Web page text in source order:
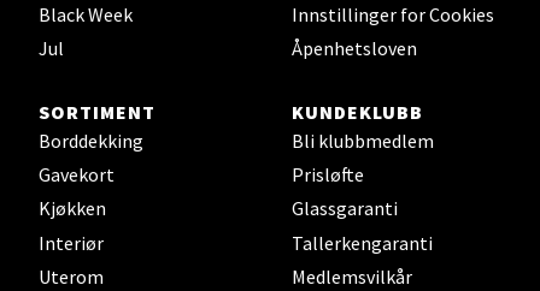
Black Week
Jul
Innstillinger for Cookies
Åpenhetsloven
SORTIMENT
Borddekking
Gavekort
Kjøkken
Interiør
Uterom
KUNDEKLUBB
Bli klubbmedlem
Prisløfte
Glassgaranti
Tallerkengaranti
Medlemsvilkår
Levanger - Magneten
Moafjæra 14, 7606 Levanger
Åpent i dag 10-20
0 i butikk
Velg